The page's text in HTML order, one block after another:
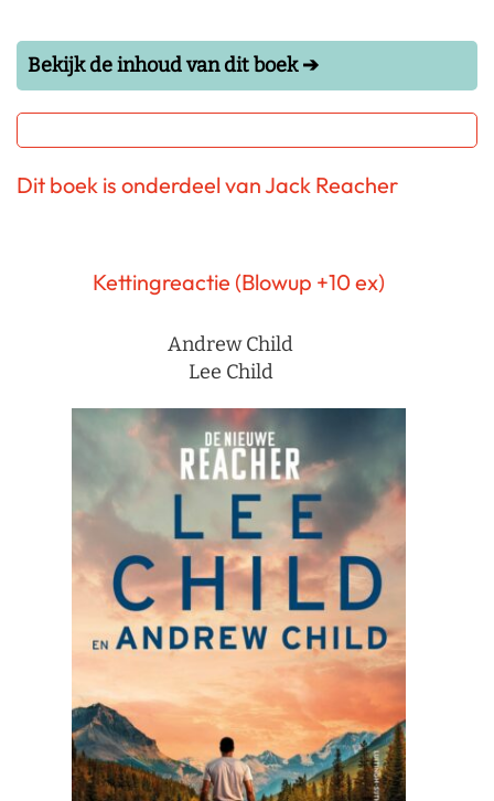
Bekijk de inhoud van dit boek ➔
Dit boek is onderdeel van Jack Reacher
Kettingreactie (Blowup +10 ex)
Andrew Child
Lee Child